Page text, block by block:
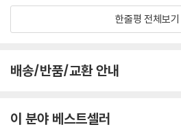
한줄평 전체보기
배송/반품/교환 안내
이 분야 베스트셀러